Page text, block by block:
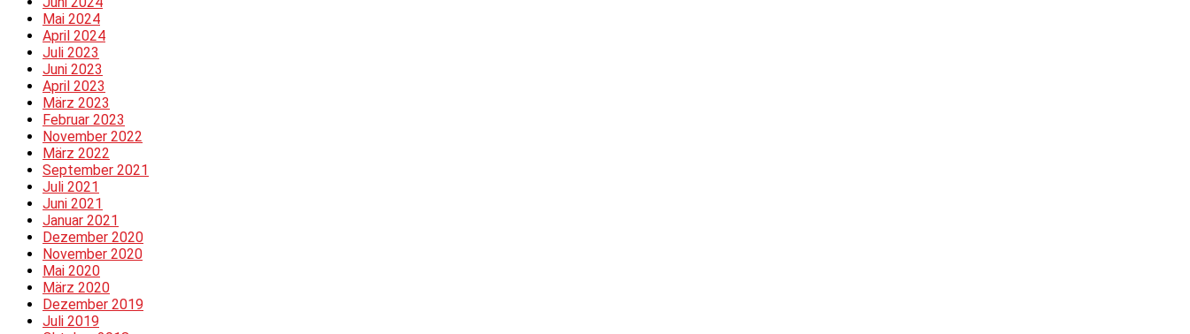
Mai 2024
April 2024
Juli 2023
Juni 2023
April 2023
März 2023
Februar 2023
November 2022
März 2022
September 2021
Juli 2021
Juni 2021
Januar 2021
Dezember 2020
November 2020
Mai 2020
März 2020
Dezember 2019
Juli 2019